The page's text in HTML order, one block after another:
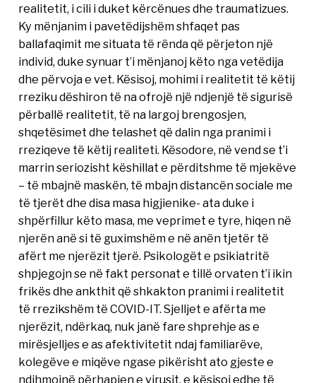
realitetit, i cili i duket kërcënues dhe traumatizues.
Ky mënjanim i pavetëdijshëm shfaqet pas
ballafaqimit me situata të rënda që përjeton një
individ, duke synuar t’i mënjanoj këto nga vetëdija
dhe përvoja e vet. Kësisoj, mohimi i realitetit të këtij
rreziku dëshiron të na ofrojë një ndjenjë të sigurisë
përballë realitetit, të na largoj brengosjen,
shqetësimet dhe telashet që dalin nga pranimi i
rreziqeve të këtij realiteti. Kësodore, në vend se t’i
marrin seriozisht këshillat e përditshme të mjekëve
– të mbajnë maskën, të mbajn distancën sociale me
të tjerët dhe disa masa higjienike- ata duke i
shpërfillur këto masa, me veprimet e tyre, hiqen në
njerën anë si të guximshëm e në anën tjetër të
afërt me njerëzit tjerë. Psikologët e psikiatritë
shpjegojn se në fakt personat e tillë orvaten t’i ikin
frikës dhe ankthit që shkakton pranimi i realitetit
të rrezikshëm të COVID-IT. Sjelljet e afërta me
njerëzit, ndërkaq, nuk janë fare shprehje as e
mirësjelljes e as afektivitetit ndaj familiarëve,
kolegëve e miqëve ngase pikërisht ato gjeste e
ndihmojnë përhapjen e virusit, e kësisoj edhe të